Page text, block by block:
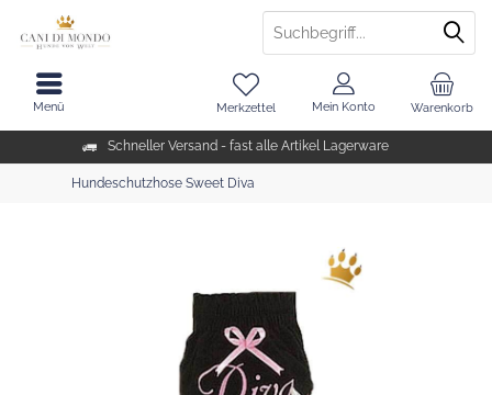
Schneller Versand - fast alle Artikel Lagerware
Warenkorb
Merkzettel Mein Konto
Menü
Hundeschutzhose Sweet Diva